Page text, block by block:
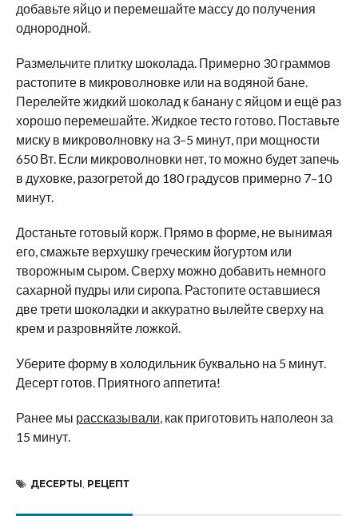
добавьте яйцо и перемешайте массу до получения
однородной.
Размельчите плитку шоколада. Примерно 30 граммов
растопите в микроволновке или на водяной бане.
Перелейте жидкий шоколад к банану с яйцом и ещё раз
хорошо перемешайте. Жидкое тесто готово. Поставьте
миску в микроволновку на 3–5 минут, при мощности
650 Вт. Если микроволновки нет, то можно будет запечь
в духовке, разогретой до 180 градусов примерно 7–10
минут.
Достаньте готовый корж. Прямо в форме, не вынимая
его, смажьте верхушку греческим йогуртом или
творожным сыром. Сверху можно добавить немного
сахарной пудры или сиропа. Растопите оставшиеся
две трети шоколадки и аккуратно вылейте сверху на
крем и разровняйте ложкой.
Уберите форму в холодильник буквально на 5 минут.
Десерт готов. Приятного аппетита!
Ранее мы рассказывали, как приготовить наполеон за
15 минут.
ДЕСЕРТЫ, РЕЦЕПТ